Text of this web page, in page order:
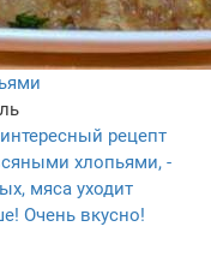
рецепт
хлопьями, -
мяса уходит
Очень вкусно!